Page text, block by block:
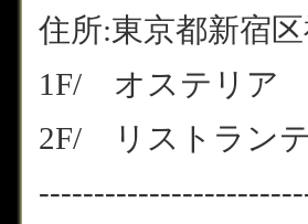
住所:東京都新宿
1F/ オステリ
2F/ リストラン